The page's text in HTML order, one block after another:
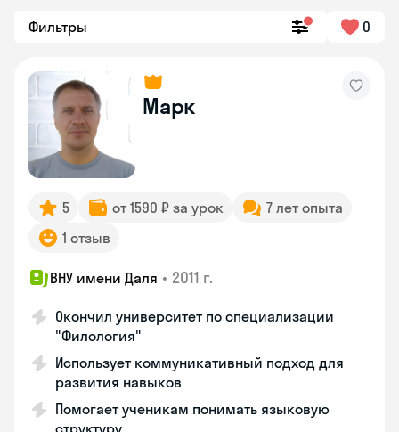
Фильтры 0
Марк
5 от 1590 ₽ за урок
7 лет опыта
1 отзыв
ВНУ имени Даля • 2011 г.
Окончил университет по специализации
"Филология"
Использует коммуникативный подход для
развития навыков
Помогает ученикам понимать языковую
структуру